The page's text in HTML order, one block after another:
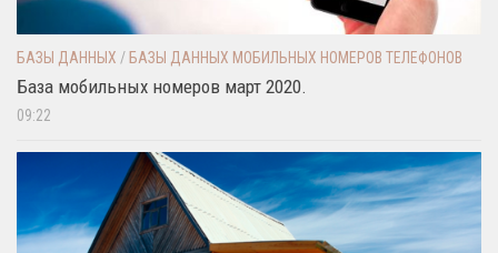
БАЗЫ ДАННЫХ / БАЗЫ ДАННЫХ МОБИЛЬНЫХ НОМЕРОВ ТЕЛЕФОНОВ
База мобильных номеров март 2020.
09:22